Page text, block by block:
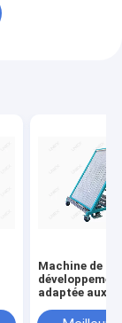
Machine de
adaptée aux
transport en